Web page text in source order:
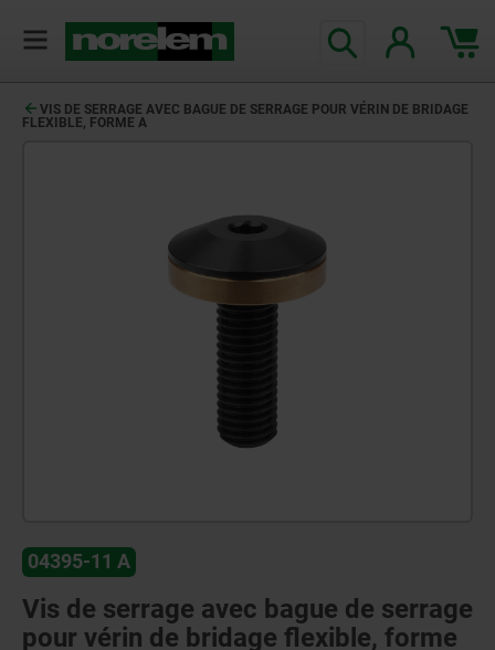
VIS DE SERRAGE AVEC BAGUE DE SERRAGE POUR VÉRIN DE BRIDAGE
FLEXIBLE, FORME A
04395-11 A
Vis de serrage avec bague de serrage
pour vérin de bridage flexible, forme